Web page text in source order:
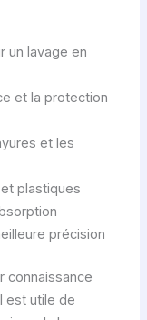
un lavage en
et la protection
et les
plastiques
précision
connaissance
est utile de